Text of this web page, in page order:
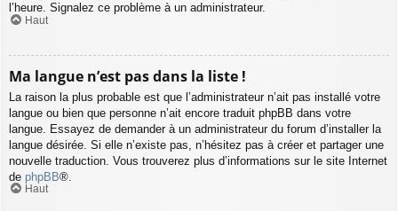
l’heure. Signalez ce problème à un administrateur.
Haut
Ma langue n’est pas dans la liste !
La raison la plus probable est que l’administrateur n’ait pas installé votre
langue ou bien que personne n’ait encore traduit phpBB dans votre
langue. Essayez de demander à un administrateur du forum d’installer la
langue désirée. Si elle n’existe pas, n’hésitez pas à créer et partager une
nouvelle traduction. Vous trouverez plus d’informations sur le site Internet
de phpBB®.
Haut